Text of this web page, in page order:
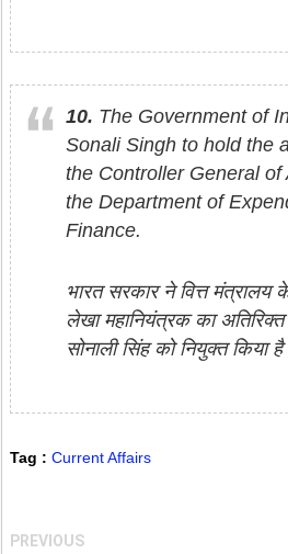
10. The Government of
Sonali Singh to hold the
the Controller General of
the Department of
Finance.
भारत सरकार ने वित्त मंत्रालय
लेखा महानियंत्रक का
सोनाली सिंह को नियुक्त किया
Tag : Current Affairs
PREVIOUS